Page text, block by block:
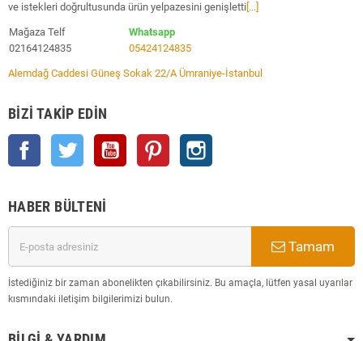
ve istekleri doğrultusunda ürün yelpazesini genişletti [...]
Mağaza Telf
02164124835
Whatsapp
05424124835
Alemdağ Caddesi Güneş Sokak 22/A Ümraniye-İstanbul
BIZI TAKIP EDIN
Facebook Twitter YouTube Pinterest
HABER BÜLTENI
Tamam
İstediğiniz bir zaman abonelikten çıkabilirsiniz. Bu amaçla, lütfen yasal uyarılar
kısmındaki iletişim bilgilerimizi bulun.